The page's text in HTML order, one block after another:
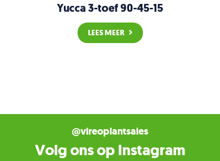
Yucca 3-toef 90-45-15
LEES MEER
@vireoplantsales
Volg ons op Instagram